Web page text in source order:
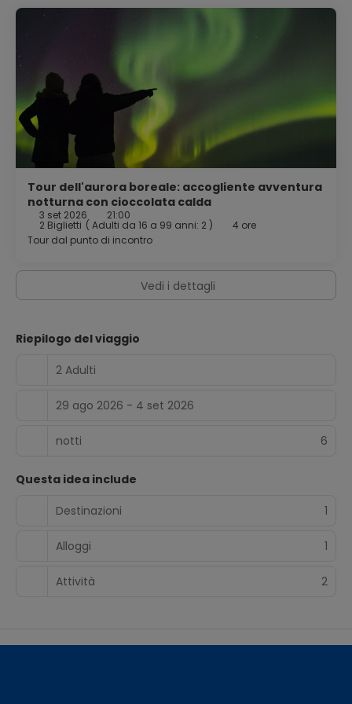
Tour dell'aurora boreale: accogliente avventura
notturna con cioccolata calda
3 set 2026 21:00
2 Biglietti ( Adulti da 16 a 99 anni: 2 )
4 ore
Tour dal punto di incontro
Vedi i dettagli
Riepilogo del viaggio
2 Adulti
29 ago 2026 - 4 set 2026
notti 6
Questa idea include
Destinazioni
1
Alloggi 1
Attività 2